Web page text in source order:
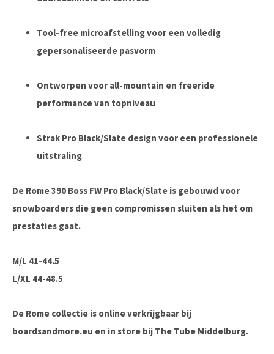
Tool-free microafstelling voor een volledig
gepersonaliseerde pasvorm
Ontworpen voor all-mountain en freeride
performance van topniveau
Strak Pro Black/Slate design voor een professionele
uitstraling
De Rome 390 Boss FW Pro Black/Slate is gebouwd voor
snowboarders die geen compromissen sluiten als het om
prestaties gaat.
M/L 41-44.5
L/XL 44-48.5
De Rome collectie is online verkrijgbaar bij
boardsandmore.eu en in store bij The Tube Middelburg.